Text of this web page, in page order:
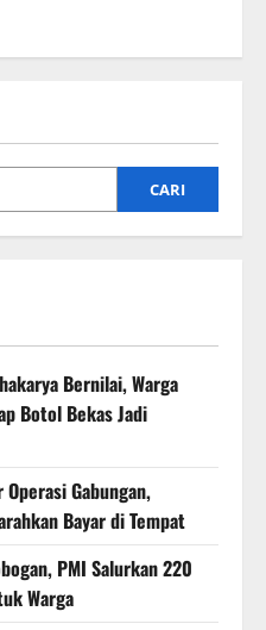
CARI
Bernilai, Warga
Botol Bekas Jadi
Gabungan,
Bayar di Tempat
PMI Salurkan 220
Warga